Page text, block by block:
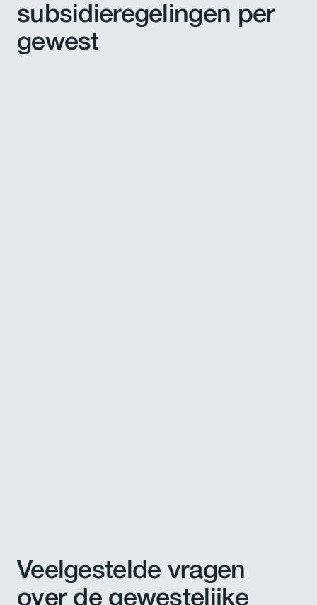
subsidieregelingen per
gewest
Veelgestelde vragen
over de gewestelijke